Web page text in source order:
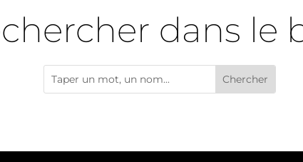
dans le